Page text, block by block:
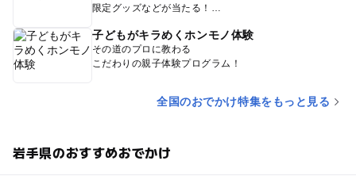
限定グッズなどが当たる！
子どもがキラめくホンモノ体験
その道のプロに教わる
こだわりの親子体験プログラム！
全国のおでかけ特集をもっと見る
岩手県のおすすめおでかけ